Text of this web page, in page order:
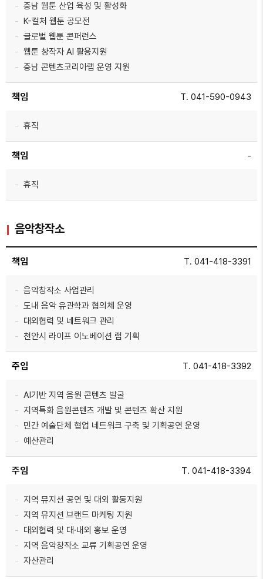
충남 웹툰 산업 육성 및 활성화
K-컬처 웹툰 공모전
글로벌 웹툰 콘퍼런스
웹툰 창작자 AI 활용지원
충남 콘텐츠코리아랩 운영 지원
책임 T. 041-590-0943
휴직
책임 -
휴직
음악창작소
책임 T. 041-418-3391
음악창작소 사업관리
도내 음악 유관학과 협의체 운영
대외협력 및 네트워크 관리
천안시 라이프 이노베이션 랩 기획
주임 T. 041-418-3392
AI기반 지역 음원 콘텐츠 발굴
지역특화 음원콘텐츠 개발 및 콘텐츠 확산 지원
민간 예술단체 협업 네트워크 구축 및 기획공연 운영
예산관리
주임 T. 041-418-3394
지역 뮤지션 공연 및 대외 활동지원
지역 뮤지션 브랜드 마케팅 지원
대외협력 및 대·내외 홍보 운영
지역 음악창작소 교류 기획공연 운영
자산관리